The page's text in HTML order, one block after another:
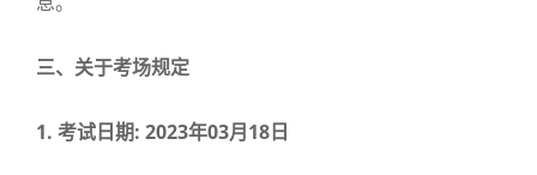
三、关于考场规定
1. 考试日期: 2023年03月18日